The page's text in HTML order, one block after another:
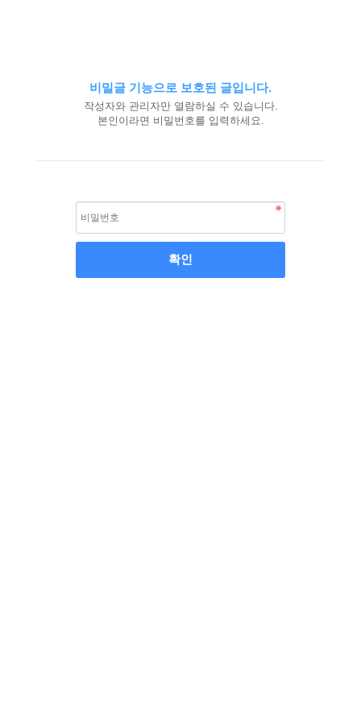
비밀글 기능으로 보호된 글입니다.
작성자와 관리자만 열람하실 수 있습니다.
본인이라면 비밀번호를 입력하세요.